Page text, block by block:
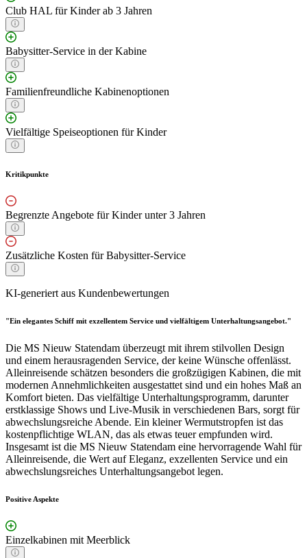
Club HAL für Kinder ab 3 Jahren
Babysitter-Service in der Kabine
Familienfreundliche Kabinenoptionen
Vielfältige Speiseoptionen für Kinder
Kritikpunkte
Begrenzte Angebote für Kinder unter 3 Jahren
Zusätzliche Kosten für Babysitter-Service
KI-generiert aus Kundenbewertungen
"Ein elegantes Schiff mit exzellentem Service und vielfältigem Unterhaltungsangebot."
Die MS Nieuw Statendam überzeugt mit ihrem stilvollen Design
und einem herausragenden Service, der keine Wünsche offenlässt.
Alleinreisende schätzen besonders die großzügigen Kabinen, die mit
modernen Annehmlichkeiten ausgestattet sind und ein hohes Maß an
Komfort bieten. Das vielfältige Unterhaltungsprogramm, darunter
erstklassige Shows und Live-Musik in verschiedenen Bars, sorgt für
abwechslungsreiche Abende. Ein kleiner Wermutstropfen ist das
kostenpflichtige WLAN, das als etwas teuer empfunden wird.
Insgesamt ist die MS Nieuw Statendam eine hervorragende Wahl für
Alleinreisende, die Wert auf Eleganz, exzellenten Service und ein
abwechslungsreiches Unterhaltungsangebot legen.
Positive Aspekte
Einzelkabinen mit Meerblick